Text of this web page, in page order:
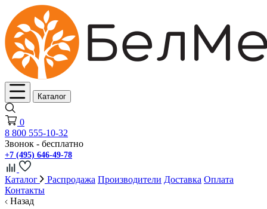
Каталог
0
8 800 555-10-32
Звонок - бесплатно
+7 (495) 646-49-78
Каталог Распродажа Производители Доставка Оплата
Контакты
Назад